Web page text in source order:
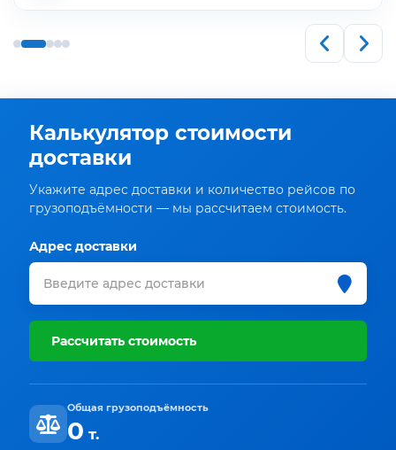
Калькулятор стоимости
доставки
Укажите адрес доставки и количество рейсов по
грузоподъёмности — мы рассчитаем стоимость.
Адрес доставки
Рассчитать стоимость
Общая грузоподъёмность
0 т.